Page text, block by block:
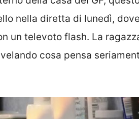
nella diretta di lunedì, dove
un televoto flash. La
cosa pensa